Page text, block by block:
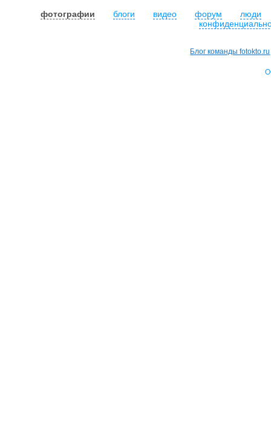
фотографии блоги видео форум
люди
Блог команды fotokto.ru